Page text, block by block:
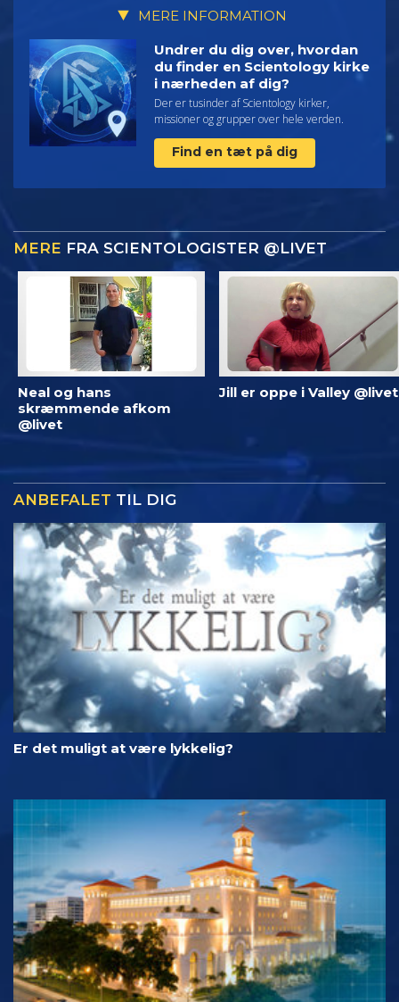
MERE INFORMATION
Undrer du dig over, hvordan
du finder en Scientology kirke
i nærheden af dig?
Der er tusinder af Scientology kirker,
missioner og grupper over hele verden.
Find en tæt på dig
MERE FRA SCIENTOLOGISTER @LIVET
Neal og hans
skræmmende afkom
@livet
Jill er oppe i Valley @livet
ANBEFALET TIL DIG
Er det muligt at være lykkelig?